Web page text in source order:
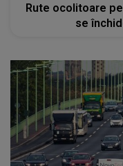
Rute ocolitoare
se